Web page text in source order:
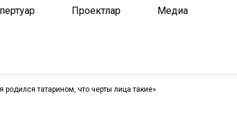
Проектлар Медиа
татарином, что черты лица такие»